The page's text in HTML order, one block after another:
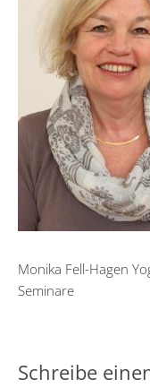
Monika Fell-Hagen
Seminare
Schreibe